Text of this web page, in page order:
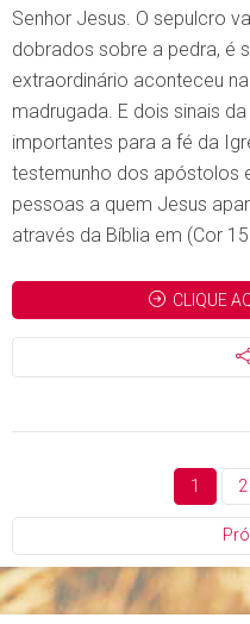
Senhor Jesus. O sepulcro
dobrados sobre a pedra, é
extraordinário aconteceu
madrugada. E dois sinais
importantes para a fé da
testemunho dos apóstolos
pessoas a quem Jesus
através da Bíblia em (Cor
CLIQUE
1 2